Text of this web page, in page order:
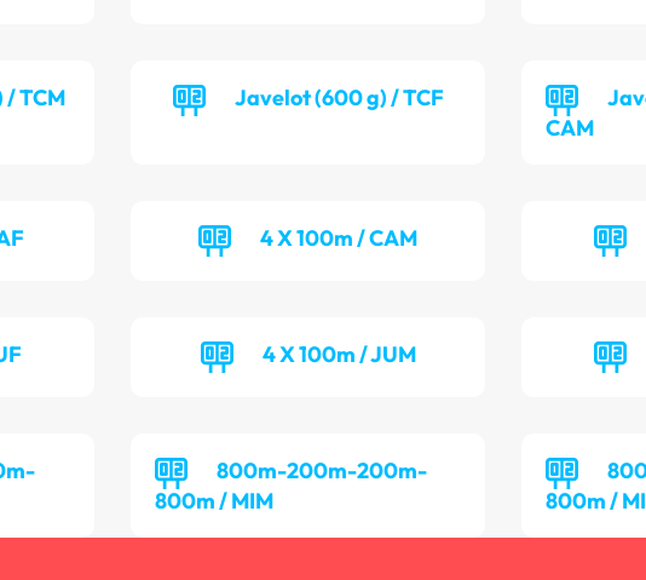
/ TCM Javelot (600 g) / TCF
CAM
4 X 100m / CAM
4 X 100m / JUM
800m-200m-200m-
800m / MIM
800m /